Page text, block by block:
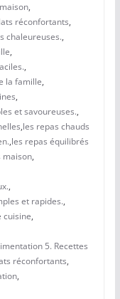
,
réconfortants,
chaleureuses.,
,
,
la famille,
,
et savoureuses.,
,les repas chauds
,les repas équilibrés
maison,
,
et rapides.,
cuisine,
5. Recettes
réconfortants,
,